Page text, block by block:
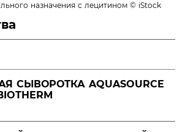
назначения с лецитином © iStock
AQUASOURCE